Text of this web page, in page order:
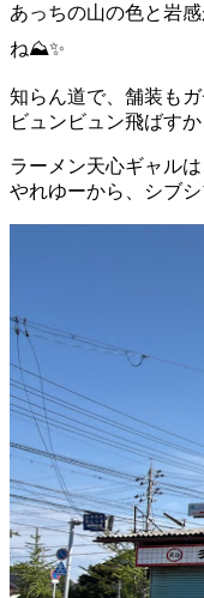
あっちの山の色と岩
ね⛰️✨
知らん道で、舗装も
ビュンビュン飛ばす
ラーメン天心ギャル
やれゆーから、シブ